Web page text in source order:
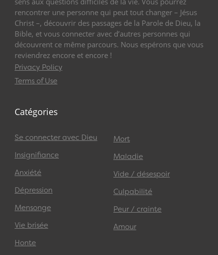
rencontrer une personne qui peut tout changer – Jésus
Christ –, découvrir des passages de la Parole de Dieu, la
Bible, et vous connecter avec d’autres personnes qui
découvrent ce même parcours. Nous espérons que vous
reviendrez encore et encore !
Privacy Policy
Terms of Use
Catégories
Se connecter avec Dieu
Insignifiance
Anxiété
Dépression
Mensonge
Vie brisée
Honte
Mort
Maladie
Vide / désespoir
Culpabilité
Peur / crainte
Amour